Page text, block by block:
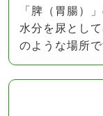
「脾（胃腸）
水分を尿とし
のような場所で